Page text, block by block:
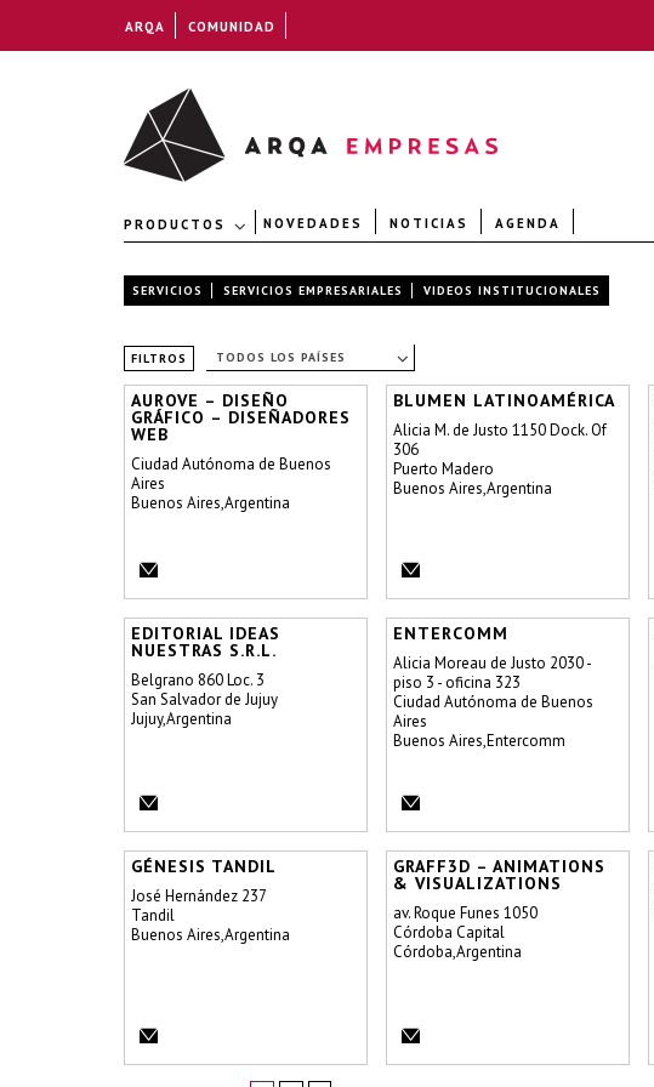
PRODUCTOS NOVEDADES NOTICIAS AGENDA
SERVICIOS SERVICIOS EMPRESARIALES VIDEOS INSTITUCIONALES
FILTROS TODOS LOS PAÍSES
AUROVE – DISEÑO
GRÁFICO – DISEÑADORES
WEB
Ciudad Autónoma de Buenos
Aires
Buenos Aires,Argentina
BLUMEN LATINOAMÉRICA
Alicia M. de Justo 1150 Dock. Of
306
Puerto Madero
Buenos Aires,Argentina
EDITORIAL IDEAS
NUESTRAS S.R.L.
Belgrano 860 Loc. 3
San Salvador de Jujuy
Jujuy,Argentina
ENTERCOMM
Alicia Moreau de Justo 2030 -
piso 3 - oficina 323
Ciudad Autónoma de Buenos
Aires
Buenos Aires,Entercomm
GÉNESIS TANDIL
José Hernández 237
Tandil
Buenos Aires,Argentina
GRAFF3D – ANIMATIONS
& VISUALIZATIONS
av. Roque Funes 1050
Córdoba Capital
Córdoba,Argentina
ARQA COMUNIDAD